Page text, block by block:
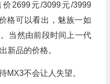
价2699元/3099元/3999
格可以看出，魅族一如
当然由前段时间上一代
新品的价格。
MX3不会让人失望。